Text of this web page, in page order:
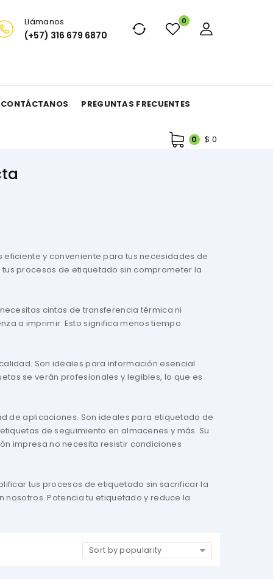
0
Llámanos
(+57) 316 679 6870
CONTÁCTANOS PREGUNTAS FRECUENTES
0 $ 0
y conveniente para tus necesidades de
procesos de etiquetado sin comprometer la
cintas de transferencia térmica ni
a imprimir. Esto significa menos tiempo
Son ideales para información esencial
se verán profesionales y legibles, lo que es
de aplicaciones. Son ideales para etiquetado de
de seguimiento en almacenes y más. Su
impresa no necesita resistir condiciones
tus procesos de etiquetado sin sacrificar la
Potencia tu etiquetado y reduce la
Sort by popularity